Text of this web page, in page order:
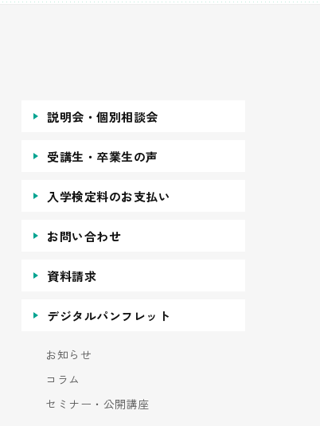
説明会・個別相談会
受講生・卒業生の声
入学検定料のお支払い
お問い合わせ
資料請求
デジタルパンフレット
お知らせ
コラム
セミナー・公開講座